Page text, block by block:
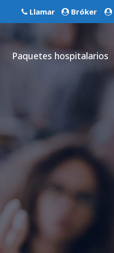
Llamar Bróker
Paquetes hospitalarios